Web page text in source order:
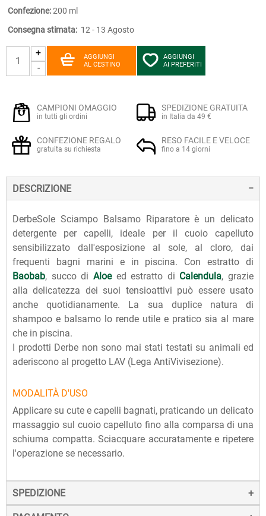
Confezione:200 ml
Consegna stimata: 12 - 13 Agosto
+
-
AGGIUNGI
AL CESTINO
AGGIUNGI
AI PREFERITI
CAMPIONI OMAGGIO
in tutti gli ordini
SPEDIZIONE GRATUITA
in Italia da 49 €
CONFEZIONE REGALO
gratuita su richiesta
RESO FACILE E VELOCE
fino a 14 giorni
DESCRIZIONE
DerbeSole Sciampo Balsamo Riparatore è un delicato
detergente per capelli, ideale per il cuoio capelluto
sensibilizzato dall'esposizione al sole, al cloro, dai
frequenti bagni marini e in piscina. Con estratto di
Baobab, succo di Aloeed estratto di Calendula, grazie
alla delicatezza dei suoi tensioattivi può essere usato
anche quotidianamente. La sua duplice natura di
shampoo e balsamo lo rende utile e pratico sia al mare
che in piscina.
I prodotti Derbe non sono mai stati testati su animali ed
aderiscono al progetto LAV (Lega AntiVivisezione).
MODALITÀ D'USO
Applicare su cute e capelli bagnati, praticando un delicato
massaggio sul cuoio capelluto fino alla comparsa di una
schiuma compatta. Sciacquare accuratamente e ripetere
l'operazione se necessario.
SPEDIZIONE